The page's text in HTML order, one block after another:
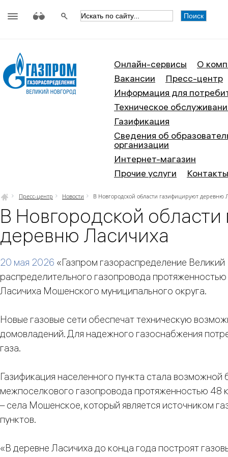
Онлайн-сервисы
О
Вакансии
Пресс-центр
Информация для
Техническое
Газификация
Сведения об
организации
Интернет-магазин
Прочие услуги
Контакты
Пресс-центр Новости В Новгородской области газифицируют деревню
В Новгородской
деревню Ласичиха
20 мая 2026 «Газпром газораспределение
распределительного газопровода
Ласичиха Мошенского муниципального округа.
Новые газовые сети обеспечат техническую
домовладений. Для надежного газоснабжения
газа.
Газификация населенного пункта стала возможной
межпоселкового газопровода протяженностью 48
– села Мошенское, который является источником
пунктов.
«В деревне Ласичиха до конца года построят